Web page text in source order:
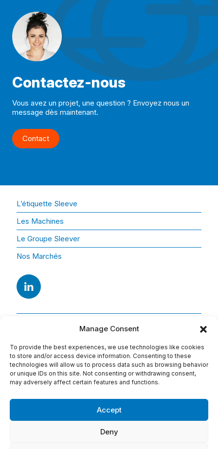
Manage Consent
To provide the best experiences, we use technologies like cookies
to store and/or access device information. Consenting to these
technologies will allow us to process data such as browsing behavior
or unique IDs on this site. Not consenting or withdrawing consent,
may adversely affect certain features and functions.
Accept
Deny
Contactez-nous
Vous avez un projet, une question ? Envoyez nous un
message dès maintenant.
Contact
L’étiquette Sleeve
Les Machines
Le Groupe Sleever
Nos Marchés
Adresse
91420 Morangis